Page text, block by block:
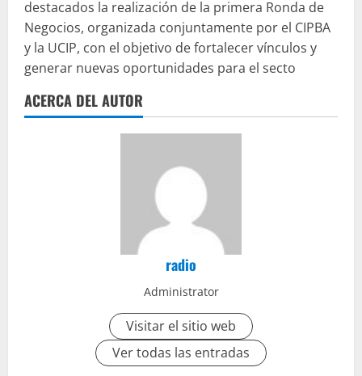
destacados la realización de la primera Ronda de
Negocios, organizada conjuntamente por el CIPBA
y la UCIP, con el objetivo de fortalecer vínculos y
generar nuevas oportunidades para el secto
ACERCA DEL AUTOR
radio
Administrator
Visitar el sitio web
Ver todas las entradas